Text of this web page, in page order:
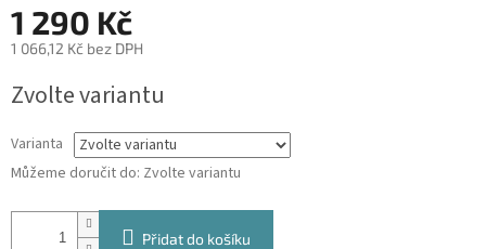
1 290 Kč
1 066,12 Kč bez DPH
cena:
Zvolte variantu
Varianta
Můžeme doručit do: Zvolte variantu
Přidat do košíku